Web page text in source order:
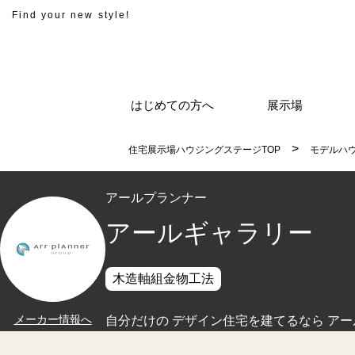
Find your new style!
はじめての方へ 展示場
住宅展示場ハウジングステージTOP モデルハ
メーカー情報へ
アールプランナー
アールギャラリー
木造軸組金物工法
自分だけの デザイン住宅を建てるなら ア